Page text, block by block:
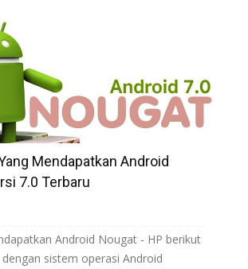
Mendapatkan Android
7.0 Terbaru
Android Nougat - HP berikut
sistem operasi Android